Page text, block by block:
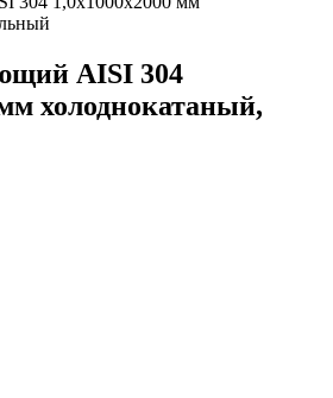
AISI 304
холоднокатаный,